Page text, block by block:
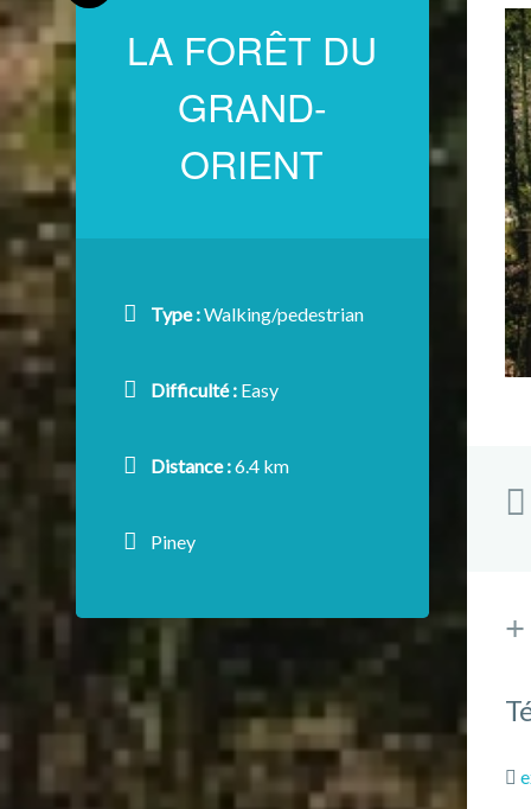
LA FORÊT DU
GRAND-
ORIENT
Type :Walking/pedestrian
Difficulté : Easy
Distance :6.4 km
Piney